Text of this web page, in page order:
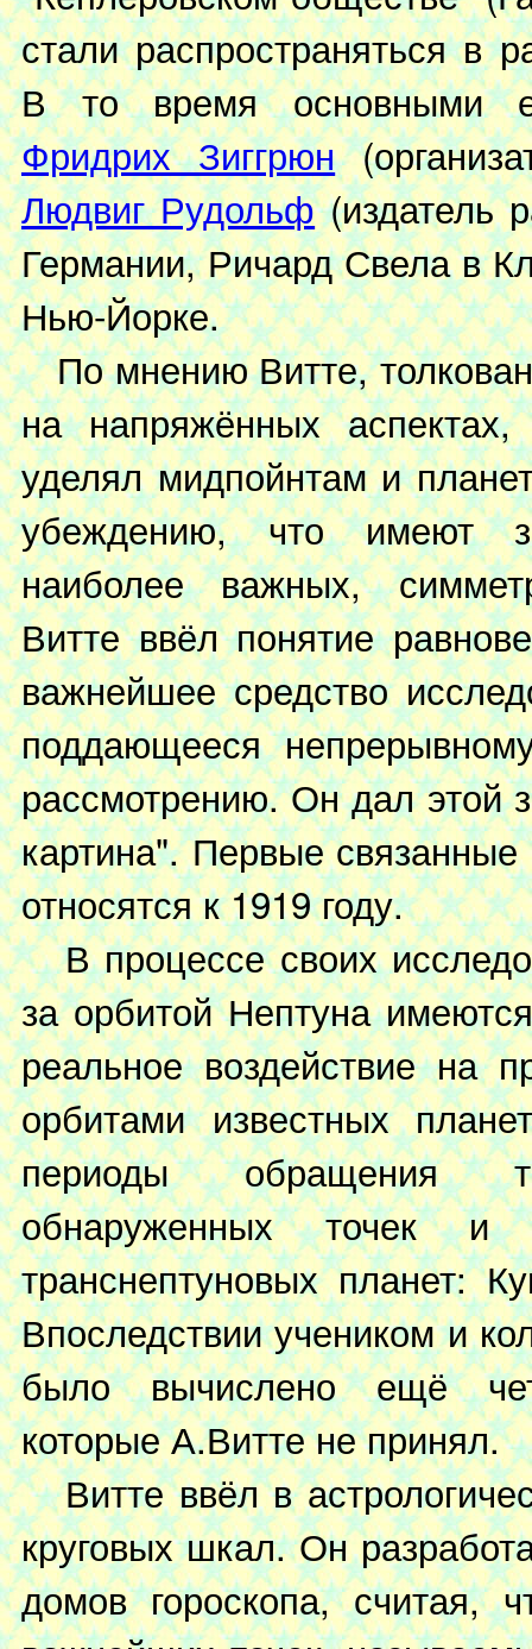
стали распространяться в
В то время основными
Фридрих Зиггрюн
Людвиг Рудольф(издатель
Германии, Ричард Свела в
Нью-Йорке.
По мнению Витте,
на напряжённых
уделял мидпойнтам и
убеждению, что имеют
наиболее важных,
Витте ввёл понятие
важнейшее средство
поддающееся
рассмотрению. Он дал этой
картина". Первые
относятся к 1919 году.
В процессе своих
за орбитой Нептуна
реальное воздействие на
орбитами известных
периоды обращения
обнаруженных точек и
транснептуновых планет:
Впоследствии учеником и
было вычислено ещё
которые А.Витте не принял.
Витте ввёл в
круговых шкал. Он
домов гороскопа, считая,